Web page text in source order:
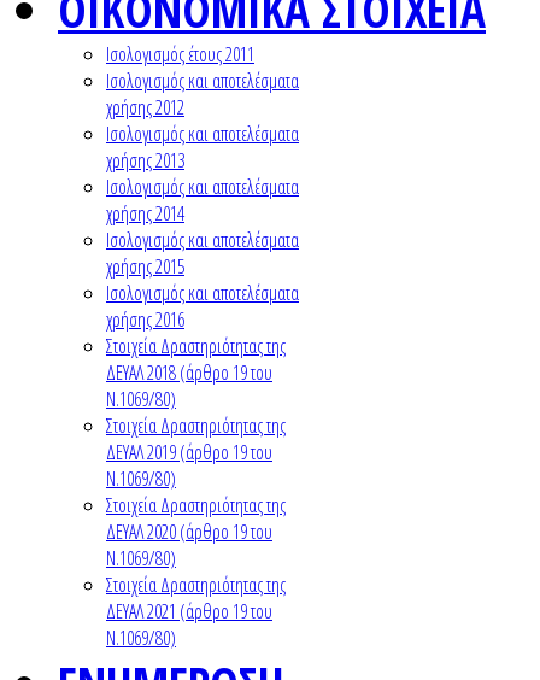
Ισολογισμός έτους 2011
Ισολογισμός και αποτελέσματα
χρήσης 2012
Ισολογισμός και αποτελέσματα
χρήσης 2013
Ισολογισμός και αποτελέσματα
χρήσης 2014
Ισολογισμός και αποτελέσματα
χρήσης 2015
Ισολογισμός και αποτελέσματα
χρήσης 2016
Στοιχεία Δραστηριότητας της
ΔΕΥΑΛ 2018 (άρθρο 19 του
Ν.1069/80)
Στοιχεία Δραστηριότητας της
ΔΕΥΑΛ 2019 (άρθρο 19 του
Ν.1069/80)
Στοιχεία Δραστηριότητας της
ΔΕΥΑΛ 2020 (άρθρο 19 του
Ν.1069/80)
Στοιχεία Δραστηριότητας της
ΔΕΥΑΛ 2021 (άρθρο 19 του
Ν.1069/80)